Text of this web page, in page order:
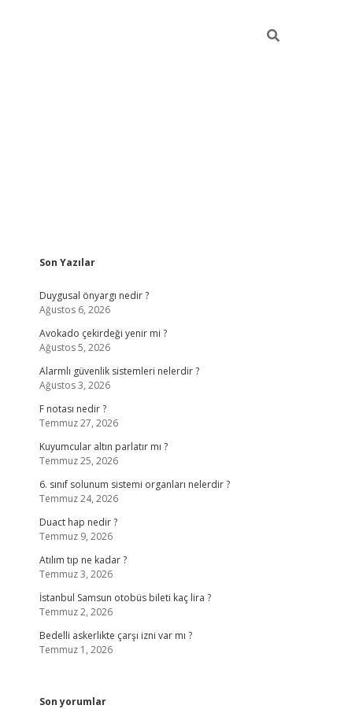
Sidebar
Son Yazılar
Duygusal önyargı nedir ?
Ağustos 6, 2026
Avokado çekirdeği yenir mi ?
Ağustos 5, 2026
Alarmlı güvenlik sistemleri nelerdir ?
Ağustos 3, 2026
F notası nedir ?
Temmuz 27, 2026
Kuyumcular altın parlatır mı ?
Temmuz 25, 2026
6. sınıf solunum sistemi organları nelerdir ?
Temmuz 24, 2026
Duact hap nedir ?
Temmuz 9, 2026
Atılım tıp ne kadar ?
Temmuz 3, 2026
İstanbul Samsun otobüs bileti kaç lira ?
Temmuz 2, 2026
Bedelli askerlikte çarşı izni var mı ?
Temmuz 1, 2026
Son yorumlar